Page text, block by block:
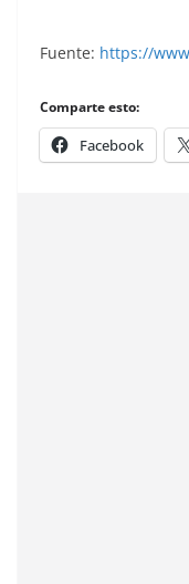
Fuente: https://
Comparte esto:
Facebook